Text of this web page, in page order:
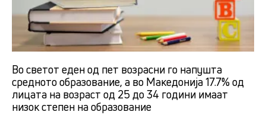
Во светот еден од пет возрасни го напушта
средното образование, а во Македонија 17.7% од
лицата на возраст од 25 до 34 години имаат
низок степен на образование